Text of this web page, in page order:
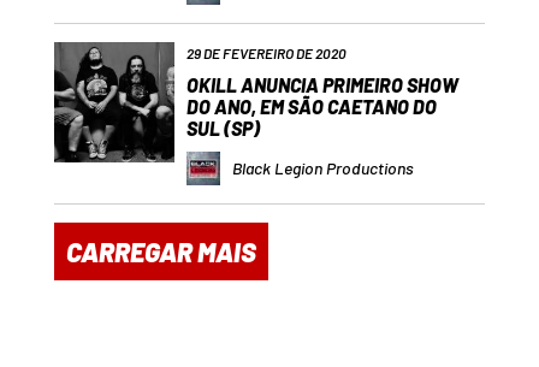
29 DE FEVEREIRO DE 2020
OKILL ANUNCIA PRIMEIRO SHOW
DO ANO, EM SÃO CAETANO DO
SUL (SP)
Black Legion Productions
CARREGAR MAIS